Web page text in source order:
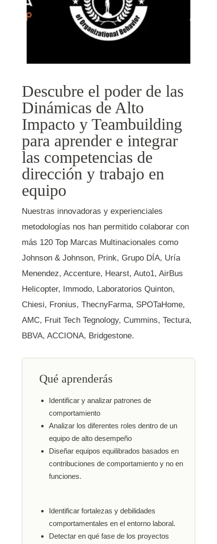
Descubre el poder de las
Dinámicas de Alto
Impacto y Teambuilding
para aprender e integrar
las competencias de
dirección y trabajo en
equipo
Nuestras innovadoras y experienciales
metodologías nos han permitido colaborar con
más 120 Top Marcas Multinacionales como
Johnson & Johnson, Prink, Grupo DÍA, Uría
Menendez, Accenture, Hearst, Auto1, AirBus
Helicopter, Immodo, Laboratorios Quinton,
Chiesi, Fronius, ThecnyFarma, SPOTaHome,
AMC, Fruit Tech Tegnology, Cummins, Tectura,
BBVA, ACCIONA, Bridgestone.
Qué aprenderás
Identificar y analizar patrones de
comportamiento
Analizar los diferentes roles dentro de un
equipo de alto desempeño
Diseñar equipos equilibrados basados en
contribuciones de comportamiento y no en
funciones.
Identificar fortalezas y debilidades
comportamentales en el entorno laboral.
Detectar en qué fase de los proyectos